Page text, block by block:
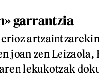
garrantzia
joan zen
lekukotzak